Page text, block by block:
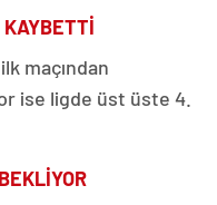
KAYBETTİ
maçından
ise ligde üst üste 4.